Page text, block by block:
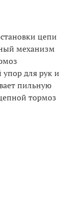
цепи
механизм
для рук и
пильную
тормоз